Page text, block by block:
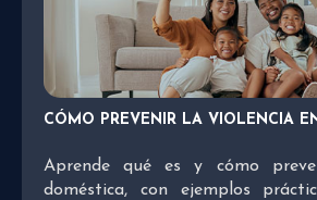
CÓMO PREVENIR LA VIOLENCIA
Aprende qué es y cómo
doméstica, con ejemplos